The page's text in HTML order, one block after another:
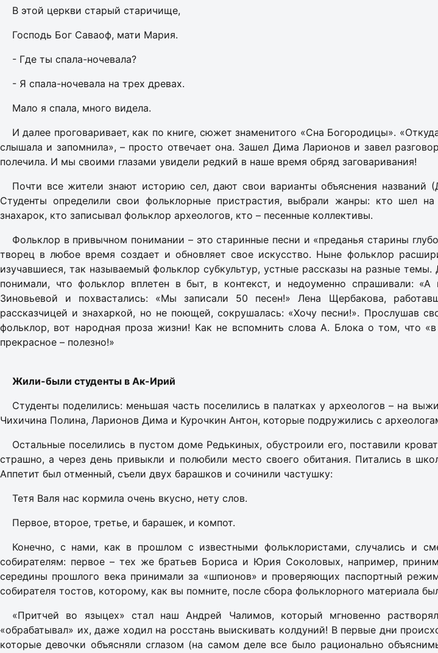
В этой церкви старый старичище,
Господь Бог Саваоф, мати Мария.
- Где ты спала-ночевала?
- Я спала-ночевала на трех древах.
Мало я спала, много видела.
И далее проговаривает, как по книге, сюжет знаменитого «Сна Богородицы».
слышала и запомнила», – просто отвечает она. Зашел Дима Ларионов и завел
полечила. И мы своими глазами увидели редкий в наше время обряд заговаривания!
Почти все жители знают историю сел, дают свои варианты объяснения
Студенты определили свои фольклорные пристрастия, выбрали жанры: кто шел
знахарок, кто записывал фольклор археологов, кто – песенные коллективы.
Фольклор в привычном понимании – это старинные песни и «преданья старины
творец в любое время создает и обновляет свое искусство. Ныне фольклор
изучавшиеся, так называемый фольклор субкультур, устные рассказы на разные
понимали, что фольклор вплетен в быт, в контекст, и недоуменно спрашивали:
Зиновьевой и похвастались: «Мы записали 50 песен!» Лена Щербакова,
рассказчицей и знахаркой, но не поющей, сокрушалась: «Хочу песни!». Прослушав
фольклор, вот народная проза жизни! Как не вспомнить слова А. Блока о том, что
прекрасное – полезно!»
Жили-были студенты в Ак-Ирий
Студенты поделились: меньшая часть поселились в палатках у археологов – на
Чихичина Полина, Ларионов Дима и Курочкин Антон, которые подружились с
Остальные поселились в пустом доме Редькиных, обустроили его, поставили
страшно, а через день привыкли и полюбили место своего обитания. Питались в
Аппетит был отменный, съели двух барашков и сочинили частушку:
Тетя Валя нас кормила очень вкусно, нету слов.
Первое, второе, третье, и барашек, и компот.
Конечно, с нами, как в прошлом с известными фольклористами, случались и
собирателям: первое – тех же братьев Бориса и Юрия Соколовых, например,
середины прошлого века принимали за «шпионов» и проверяющих паспортный
собирателя тостов, которому, как вы помните, после сбора фольклорного материала
«Притчей во языцех» стал наш Андрей Чалимов, который мгновенно
«обрабатывал» их, даже ходил на росстань выискивать колдуний! В первые дни
которые девочки объясняли сглазом (на самом деле все было рационально